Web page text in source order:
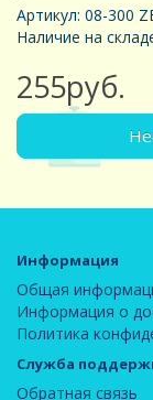
Артикул: 08-300
Наличие на
255руб.
Информация
Общая
Информация о
Политика
Служба
Обратная связь